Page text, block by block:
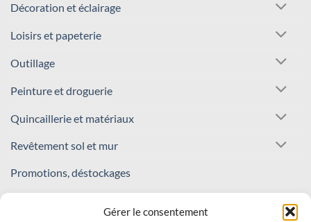
Gérer le consentement
Décoration et éclairage
Loisirs et papeterie
Outillage
Peinture et droguerie
Quincaillerie et matériaux
Revêtement sol et mur
Promotions, déstockages
REJOIGNEZ NOTRE COMMUNAUTÉ !